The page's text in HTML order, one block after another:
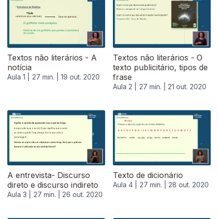
Textos não literários - A
notícia
Aula 1 | 27 min. | 19 out. 2020
Textos não literários - O
texto publicitário, tipos de
frase
Aula 2 | 27 min. | 21 out. 2020
A entrevista- Discurso
direto e discurso indireto
Aula 3 | 27 min. | 26 out. 2020
Texto de dicionário
Aula 4 | 27 min. | 28 out. 2020